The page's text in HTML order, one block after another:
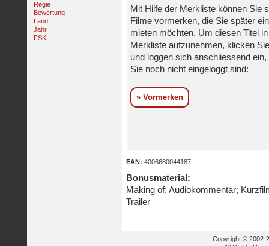
Regie
Bewertung
Land
Jahr
FSK
Mit Hilfe der Merkliste können Sie
Filme vormerken, die Sie später
mieten möchten. Um diesen Titel
Merkliste aufzunehmen, klicken
und loggen sich anschliessend ein,
Sie noch nicht eingeloggt sind:
» Vormerken
EAN: 4006680044187
Bonusmaterial:
Making of; Audiokommentar;
Trailer
Copyright © 2002-